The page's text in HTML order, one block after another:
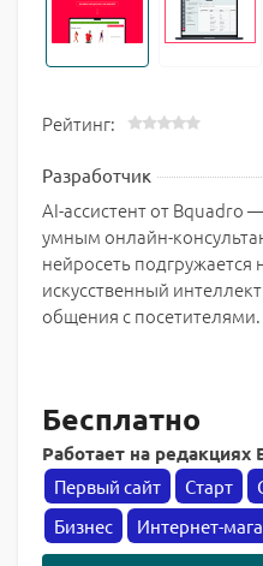
Рейтинг:
Разработчик
AI-ассистент от Bquadro
умным онлайн-
нейросеть подгружается
искусственный
общения с посетителями.
Бесплатно
Работает на редакциях
Первый сайт Старт
Бизнес
Интернет-